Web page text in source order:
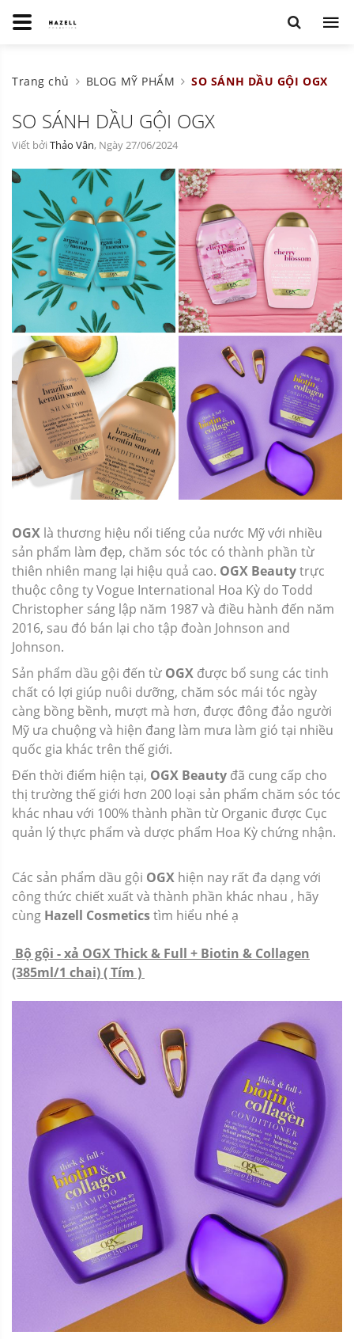
Trang chủ BLOG MỸ PHẨM SO SÁNH DẦU GỘI OGX
SO SÁNH DẦU GỘI OGX
Viết bởi Thảo Vân, Ngày 27/06/2024
OGX là thương hiệu nổi tiếng của nước Mỹ với nhiều
sản phẩm làm đẹp, chăm sóc tóc có thành phần từ
thiên nhiên mang lại hiệu quả cao. OGX Beautytrực
thuộc công ty Vogue International Hoa Kỳ do Todd
Christopher sáng lập năm 1987 và điều hành đến năm
2016, sau đó bán lại cho tập đoàn Johnson and
Johnson.
Sản phẩm dầu gội đến từ OGX được bổ sung các tinh
chất có lợi giúp nuôi dưỡng, chăm sóc mái tóc ngày
càng bồng bềnh, mượt mà hơn, được đông đảo người
Mỹ ưa chuộng và hiện đang làm mưa làm gió tại nhiều
quốc gia khác trên thế giới.
Đến thời điểm hiện tại, OGX Beauty đã cung cấp cho
thị trường thế giới hơn 200 loại sản phẩm chăm sóc tóc
khác nhau với 100% thành phần từ Organic được Cục
quản lý thực phẩm và dược phẩm Hoa Kỳ chứng nhận.
Các sản phẩm dầu gội OGX hiện nay rất đa dạng với
công thức chiết xuất và thành phần khác nhau , hãy
cùng Hazell Cosmeticstìm hiểu nhé ạ
Bộ gội - xả OGX Thick & Full + Biotin & Collagen
(385ml/1 chai) ( Tím )